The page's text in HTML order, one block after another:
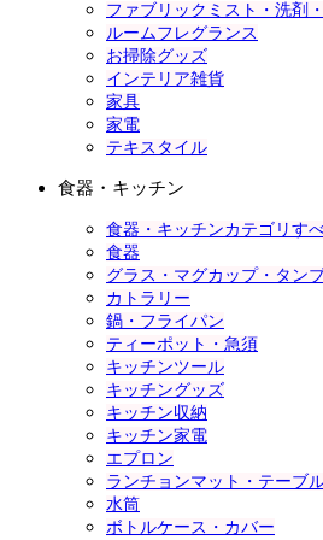
ファブリックミスト・洗剤
ルームフレグランス
お掃除グッズ
インテリア雑貨
家具
家電
テキスタイル
食器・キッチン
食器・キッチンカテゴリす
食器
グラス・マグカップ・タン
カトラリー
鍋・フライパン
ティーポット・急須
キッチンツール
キッチングッズ
キッチン収納
キッチン家電
エプロン
ランチョンマット・テーブ
水筒
ボトルケース・カバー